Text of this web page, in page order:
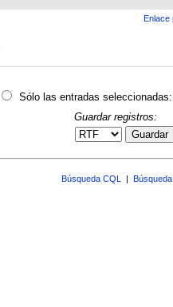
Enlace
Sólo las entradas seleccionadas:
Guardar registros:
Guardar
Búsqueda CQL